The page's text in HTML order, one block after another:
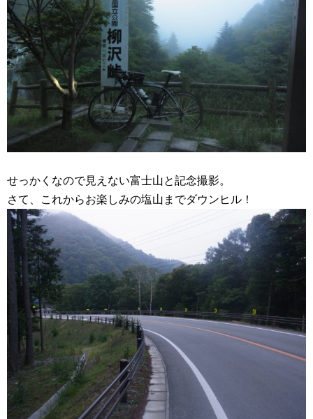
せっかくなので見えない富士山と記念撮影。
さて、これからお楽しみの塩山までダウンヒル！